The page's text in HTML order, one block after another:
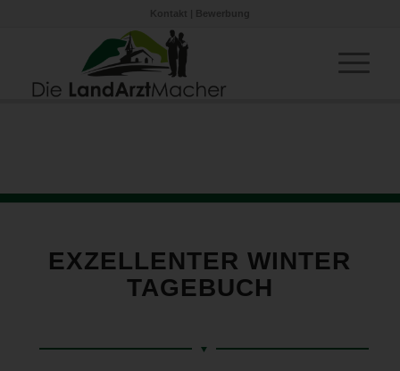
EXZELLENTER WINTER
TAGEBUCH